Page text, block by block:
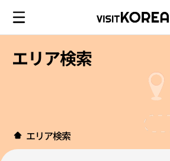
エリア検索
エリア検索